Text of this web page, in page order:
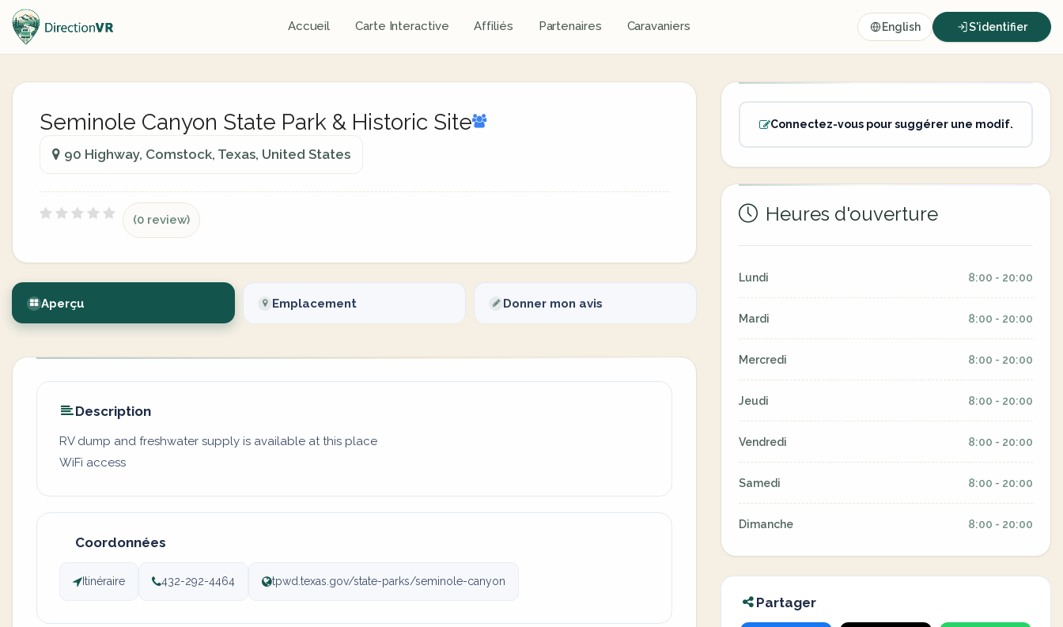
Accueil Carte Interactive Affiliés Partenaires Caravaniers English S'identifier
Seminole Canyon State Park & Historic Site
90 Highway, Comstock, Texas, United States
(0 review)
Aperçu Emplacement Donner mon avis
Description
RV dump and freshwater supply is available at this place
WiFi access
Coordonnées
Itinéraire 432-292-4464 tpwd.texas.gov/state-parks/seminole-canyon
Connectez-vous pour suggérer une modif.
Heures d'ouverture
Lundi 8:00 - 20:00
Mardi 8:00 - 20:00
Mercredi 8:00 - 20:00
Jeudi 8:00 - 20:00
Vendredi 8:00 - 20:00
Samedi 8:00 - 20:00
Dimanche 8:00 - 20:00
Partager